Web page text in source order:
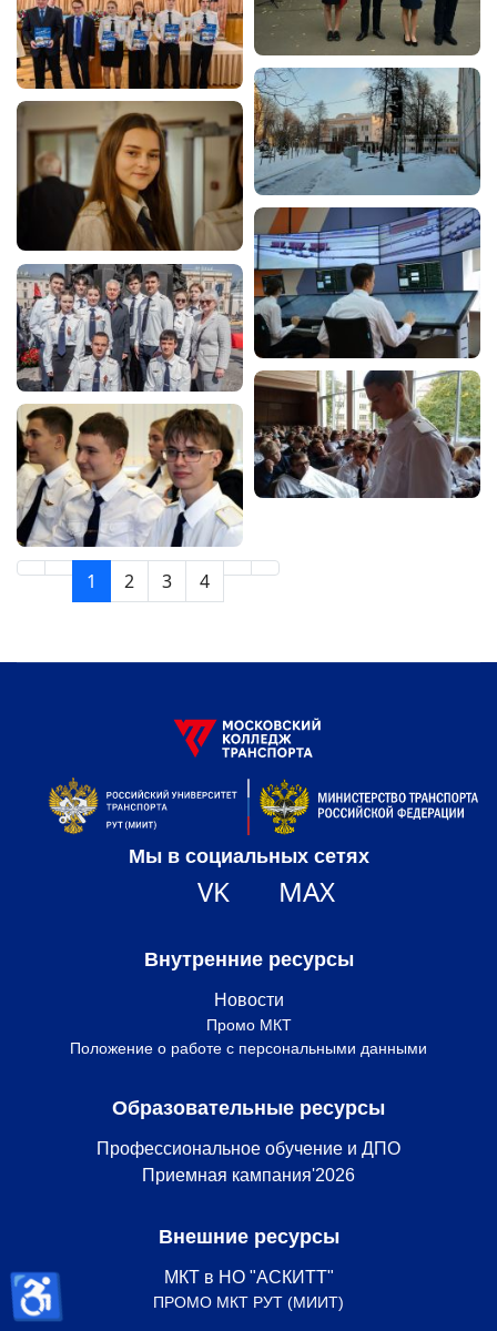
1 2 3 4
Мы в социальных сетях
VK MAX
Внутренние ресурсы
Новости
Промо МКТ
Положение о работе с персональными данными
Образовательные ресурсы
Профессиональное обучение и ДПО
Приемная кампания'2026
Внешние ресурсы
МКТ в НО "АСКИТТ"
ПРОМО МКТ РУТ (МИИТ)